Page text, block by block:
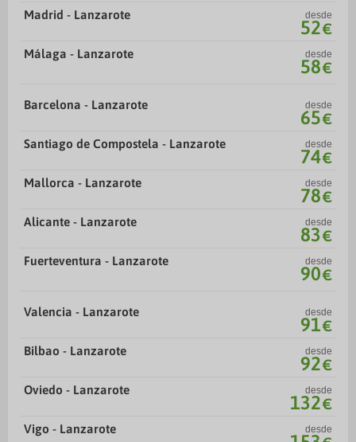
Madrid - Lanzarote desde
52€
Málaga - Lanzarote desde
58€
Barcelona - Lanzarote desde
65€
Santiago de Compostela - Lanzarote desde
74€
Mallorca - Lanzarote desde
78€
Alicante - Lanzarote desde
83€
Fuerteventura - Lanzarote desde
90€
Valencia - Lanzarote desde
91€
Bilbao - Lanzarote desde
92€
Oviedo - Lanzarote desde
132€
Vigo - Lanzarote desde